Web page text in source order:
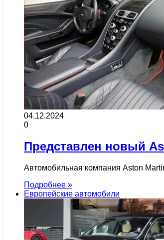
04.12.2024
0
Представлен новый
Автомобильная компания Aston
Подробнее »
Европейские автомобили